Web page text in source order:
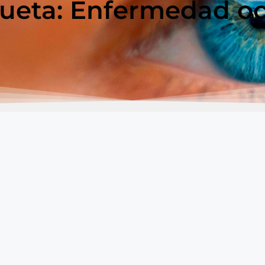
Enfermedad